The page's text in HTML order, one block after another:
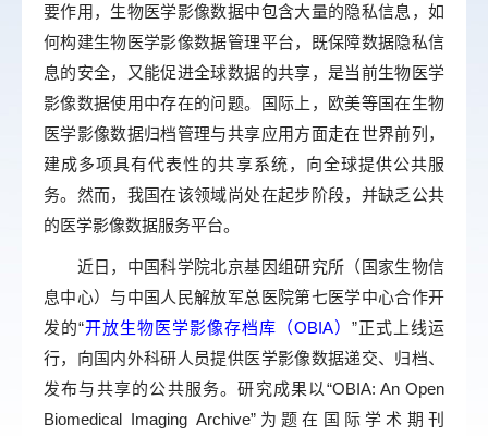
要作用，生物医学影像数据中包含大量的隐私信息，如
何构建生物医学影像数据管理平台，既保障数据隐私信
息的安全，又能促进全球数据的共享，是当前生物医学
影像数据使用中存在的问题。国际上，欧美等国在生物
医学影像数据归档管理与共享应用方面走在世界前列，
建成多项具有代表性的共享系统，向全球提供公共服
务。然而，我国在该领域尚处在起步阶段，并缺乏公共
的医学影像数据服务平台。
近日，中国科学院北京基因组研究所（国家生物信
息中心）与中国人民解放军总医院第七医学中心合作开
发的“开放生物医学影像存档库（OBIA） ”正式上线运
行，向国内外科研人员提供医学影像数据递交、归档、
发布与共享的公共服务。研究成果以“OBIA: An Open
Biomedical Imaging Archive”为题在国际学术期刊